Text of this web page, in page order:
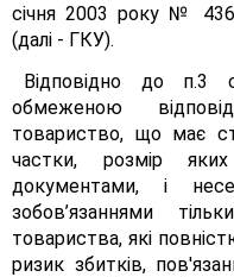
січня 2003 року №
(далі - ГКУ).
Відповідно до
обмеженою
товариство, що має
частки, розмір
документами, і несе
зобов’язаннями
товариства, які
ризик збитків,